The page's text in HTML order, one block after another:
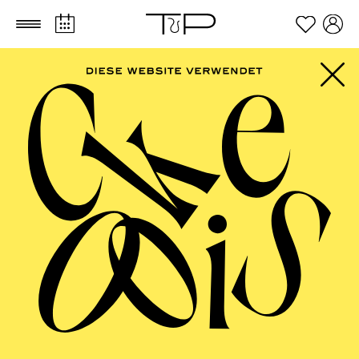
Zum Hauptinhalt springen Zum Footer springen
Ilaria Alida Quilico
Die italienische Sopranistin Ilaria Alida Quilico
studierte am Giuseppe Verdi Konservatorium für Musik
in Mailand und der Accademia Verdiana des Teatro
Regio in Parma. Ihr Mentor ist seit vielen Jahren der
Bariton Federico Longhi.
2019 trat Quilico als Maguelonne in Pauline Viardots
Cendrillon
am Luglio Musicale Trapanese in Trapani,
am Teatro Coccia in Novara und am Teatro Verdi in
Triest auf.